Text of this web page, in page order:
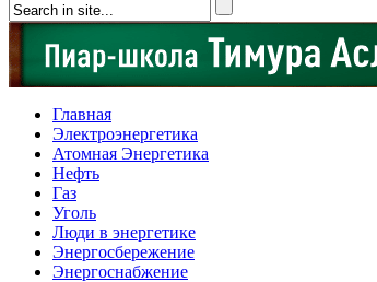
Главная
Электроэнергетика
Атомная Энергетика
Нефть
Газ
Уголь
Люди в энергетике
Энергосбережение
Энергоснабжение